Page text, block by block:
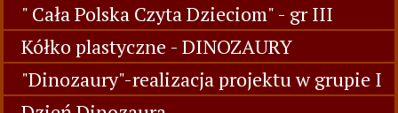
" Cała Polska Czyta Dzieciom" - gr III
Kółko plastyczne - DINOZAURY
"Dinozaury"-realizacja projektu w grupie I